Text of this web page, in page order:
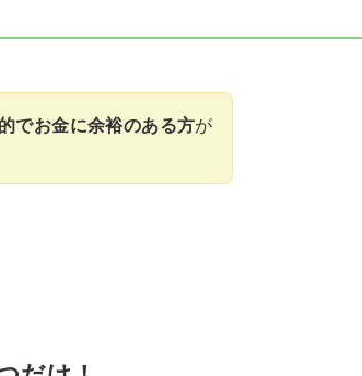
でお金に余裕のある方が